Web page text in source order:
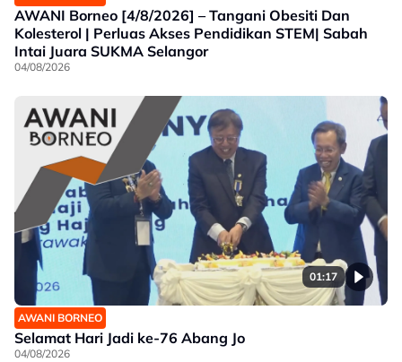
AWANI Borneo [4/8/2026] – Tangani Obesiti Dan
Kolesterol | Perluas Akses Pendidikan STEM| Sabah
Intai Juara SUKMA Selangor
04/08/2026
01:17
AWANI BORNEO
Selamat Hari Jadi ke-76 Abang Jo
04/08/2026